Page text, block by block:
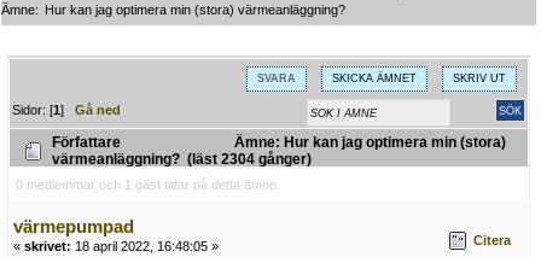
Ämne: Hur kan jag optimera min (stora) värmeanläggning?
SVARA SKICKA ÄMNET SKRIV UT
Sidor: [1]Gå ned
Författare
Ämne: Hur kan jag optimera min (stora)
värmeanläggning? (läst 2304 gånger)
0 medlemmar och 1 gäst tittar på detta ämne.
värmepumpad
« skrivet: 18 april 2022, 16:48:05 » Citera